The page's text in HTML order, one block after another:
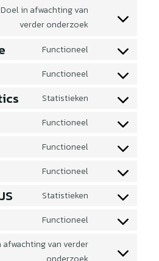
Doel in afwachting van
verder onderzoek
Toestemming
componist
Functioneel
Toestemming
gebruik
WooCommerce
Functioneel
Toestemming
gebruik
WordPress
Statistieken
Toestemming
service
Analytics
Functioneel
Toestemming
gebruik
uncode
Functioneel
Toestemming
gebruik
Stripe
Functioneel
Toestemming
complianz
Statistieken
Toestemming
Functioneel
Toestemming
betekening
afwachting van verder
Toestemming